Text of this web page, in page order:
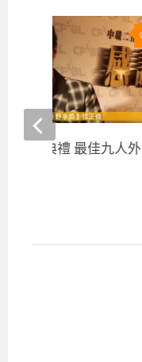
頒獎典禮 最佳九人外